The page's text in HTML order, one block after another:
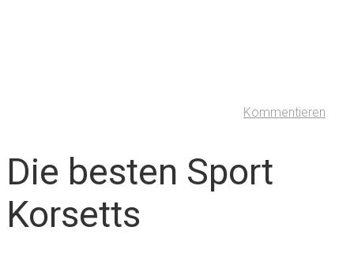
Kommentieren
Die besten Sport
Korsetts